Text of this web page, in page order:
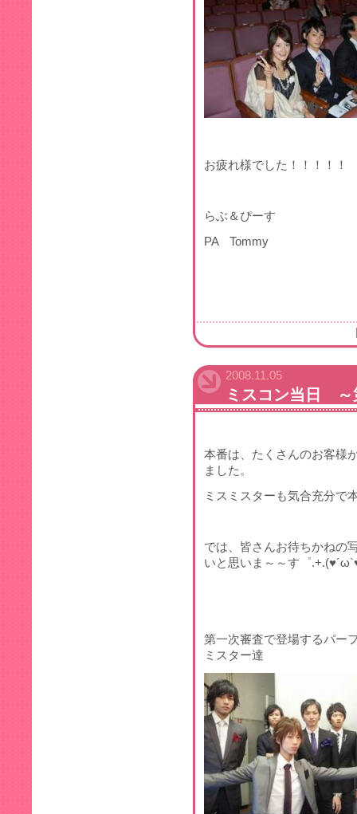
お疲れ様でした！！！！！
らぶ＆ぴーす
PA Tommy
2008.11.05
ミスコン当日 ～
本番は、たくさんのお客様
ました。
ミスミスターも気合充分で
では、皆さんお待ちかねの
いと思いま～～す゜
第一次審査で登場するパー
ミスター達